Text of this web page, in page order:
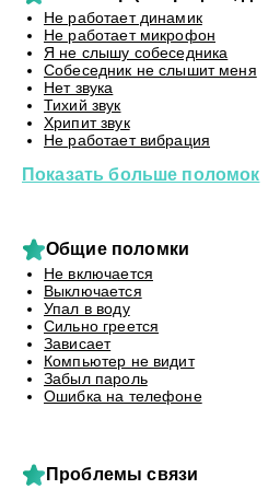
Не работает динамик
Не работает микрофон
Я не слышу собеседника
Собеседник не слышит меня
Нет звука
Тихий звук
Хрипит звук
Не работает вибрация
Показать больше поломок
Общие поломки
Не включается
Выключается
Упал в воду
Сильно греется
Зависает
Компьютер не видит
Забыл пароль
Ошибка на телефоне
Проблемы связи